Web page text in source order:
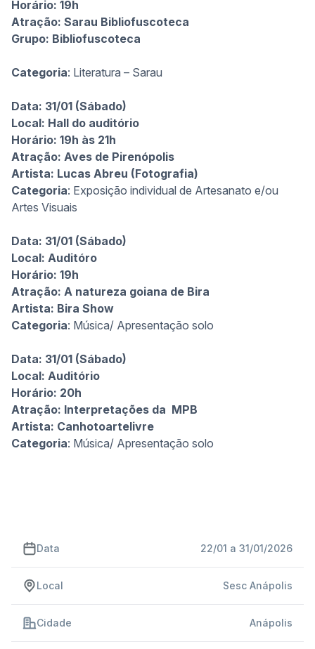
Horário: 19h
Atração: Sarau Bibliofuscoteca
Grupo: Bibliofuscoteca
Categoria: Literatura – Sarau
Data: 31/01 (Sábado)
Local: Hall do auditório
Horário: 19h às 21h
Atração: Aves de Pirenópolis
Artista: Lucas Abreu (Fotografia)
Categoria: Exposição individual de Artesanato e/ou
Artes Visuais
Data: 31/01 (Sábado)
Local: Auditóro
Horário: 19h
Atração: A natureza goiana de Bira
Artista: Bira Show
Categoria: Música/ Apresentação solo
Data: 31/01 (Sábado)
Local: Auditório
Horário: 20h
Atração: Interpretações da MPB
Artista: Canhotoartelivre
Categoria: Música/ Apresentação solo
Data 22/01 a 31/01/2026
Local Sesc Anápolis
Cidade Anápolis